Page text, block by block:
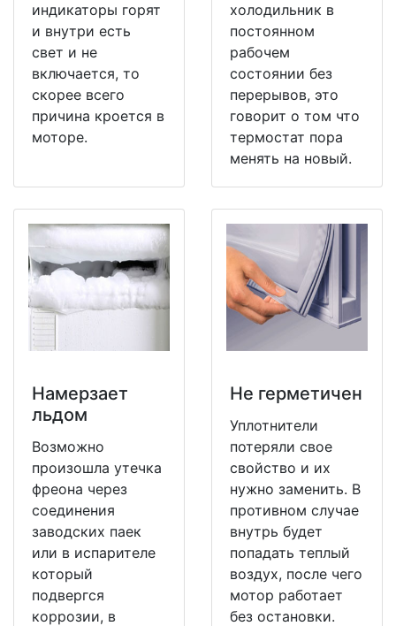
индикаторы горят
и внутри есть
свет и не
включается, то
скорее всего
причина кроется в
моторе.
холодильник в
постоянном
рабочем
состоянии без
перерывов, это
говорит о том что
термостат пора
менять на новый.
Намерзает
льдом
Возможно
произошла утечка
фреона через
соединения
заводских паек
или в испарителе
который
подвергся
коррозии, в
Не герметичен
Уплотнители
потеряли свое
свойство и их
нужно заменить. В
противном случае
внутрь будет
попадать теплый
воздух, после чего
мотор работает
без остановки.